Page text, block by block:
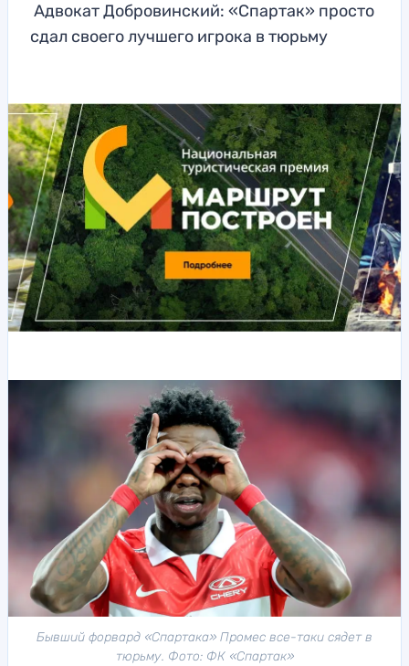
Адвокат Добровинский: «Спартак» просто
сдал своего лучшего игрока в тюрьму
Бывший форвард «Спартака» Промес все-таки сядет в
тюрьму. Фото: ФК «Спартак»